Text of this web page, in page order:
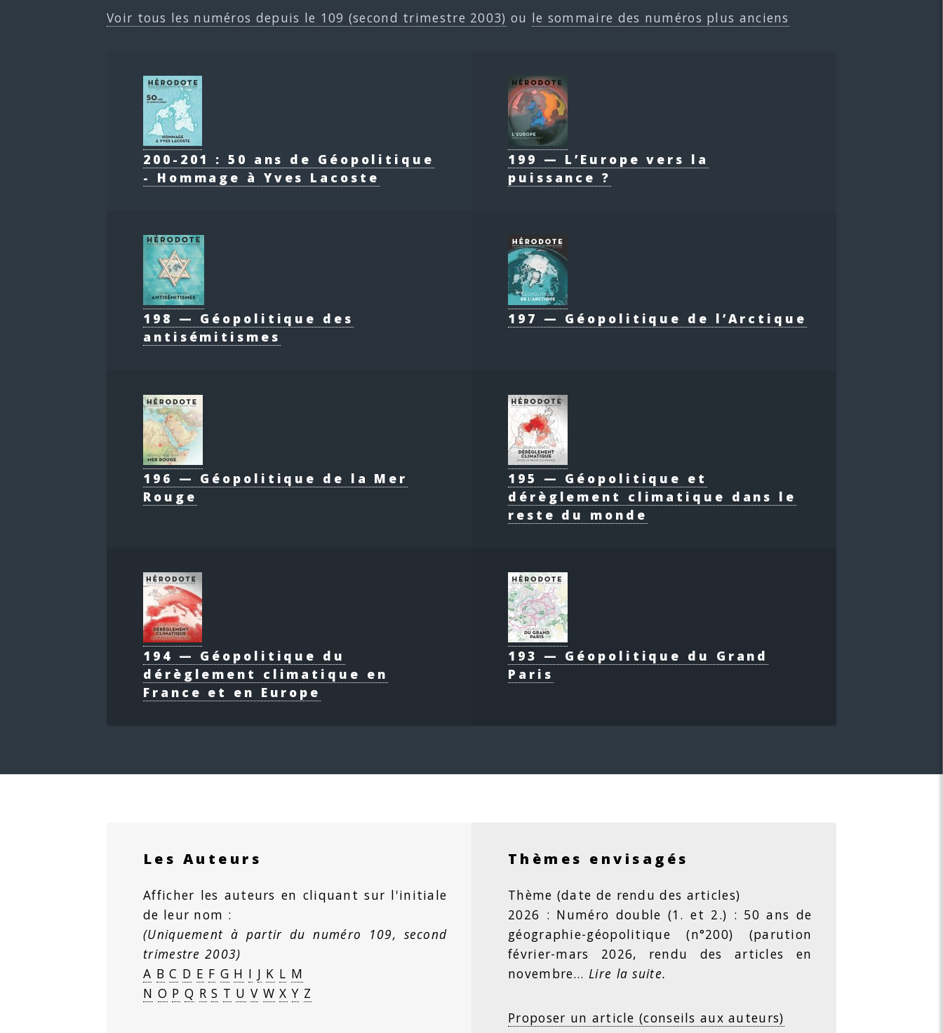
Voir tous les numéros depuis le 109 (second trimestre 2003) ou le sommaire des numéros plus anciens
200-201 : 50 ans de Géopolitique
- Hommage à Yves Lacoste
199 — L’Europe vers la
puissance ?
198 — Géopolitique des
antisémitismes
197 — Géopolitique de l’Arctique
196 — Géopolitique de la Mer
Rouge
195 — Géopolitique et
dérèglement climatique dans le
reste du monde
194 — Géopolitique du
dérèglement climatique en
France et en Europe
193 — Géopolitique du Grand
Paris
Les Auteurs
Afficher les auteurs en cliquant sur l'initiale
de leur nom :
(Uniquement à partir du numéro 109, second
trimestre 2003)
A B C D E F G H I J K L M
N O P Q R S T U V W X Y Z
Thèmes envisagés
Thème (date de rendu des articles)
2026 : Numéro double (1. et 2.) : 50 ans de
géographie-géopolitique (n°200) (parution
février-mars 2026, rendu des articles en
novembre…Lire la suite.
Proposer un article (conseils aux auteurs)